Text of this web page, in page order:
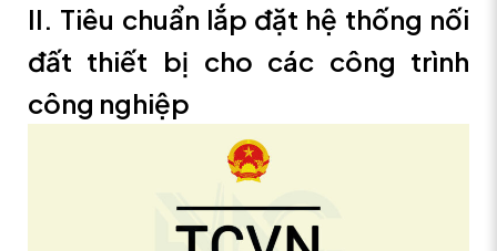
II. Tiêu chuẩn lắp đặt hệ thống nối
đất thiết bị cho các công trình
công nghiệp